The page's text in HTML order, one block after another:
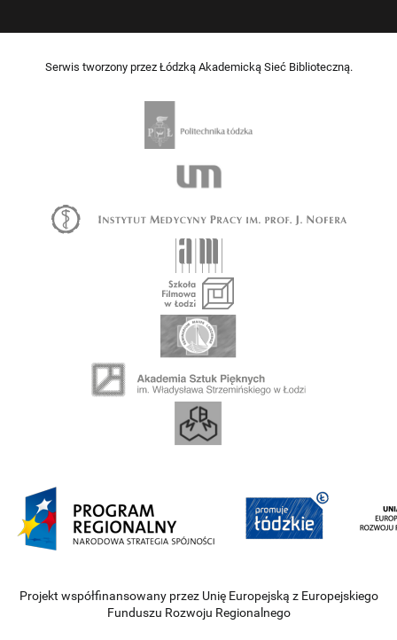
Serwis tworzony przez Łódzką Akademicką Sieć Biblioteczną.
Projekt współfinansowany przez Unię Europejską z Europejskiego
Funduszu Rozwoju Regionalnego